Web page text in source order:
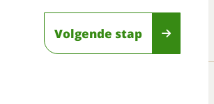
Volgende stap